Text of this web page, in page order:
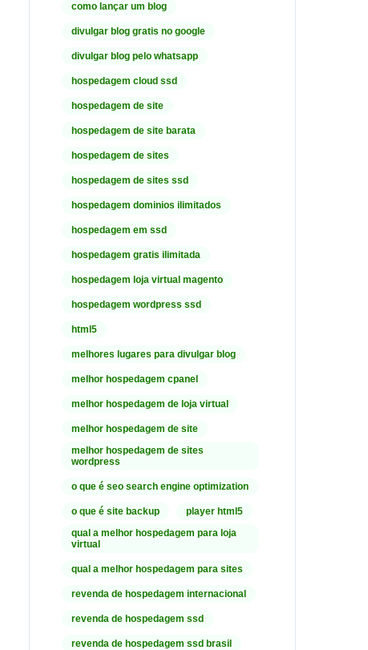
como lançar um blog
divulgar blog gratis no google
divulgar blog pelo whatsapp
hospedagem cloud ssd
hospedagem de site
hospedagem de site barata
hospedagem de sites
hospedagem de sites ssd
hospedagem dominios ilimitados
hospedagem em ssd
hospedagem gratis ilimitada
hospedagem loja virtual magento
hospedagem wordpress ssd
html5
melhores lugares para divulgar blog
melhor hospedagem cpanel
melhor hospedagem de loja virtual
melhor hospedagem de site
melhor hospedagem de sites
wordpress
o que é seo search engine optimization
o que é site backup
player html5
qual a melhor hospedagem para loja
virtual
qual a melhor hospedagem para sites
revenda de hospedagem internacional
revenda de hospedagem ssd
revenda de hospedagem ssd brasil